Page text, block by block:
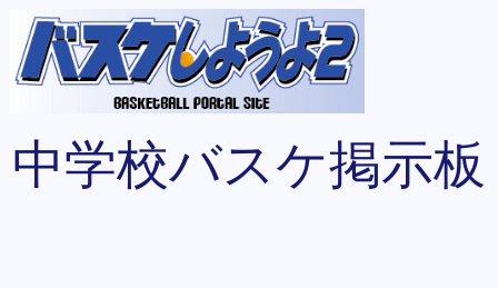
中学校バスケ掲示板